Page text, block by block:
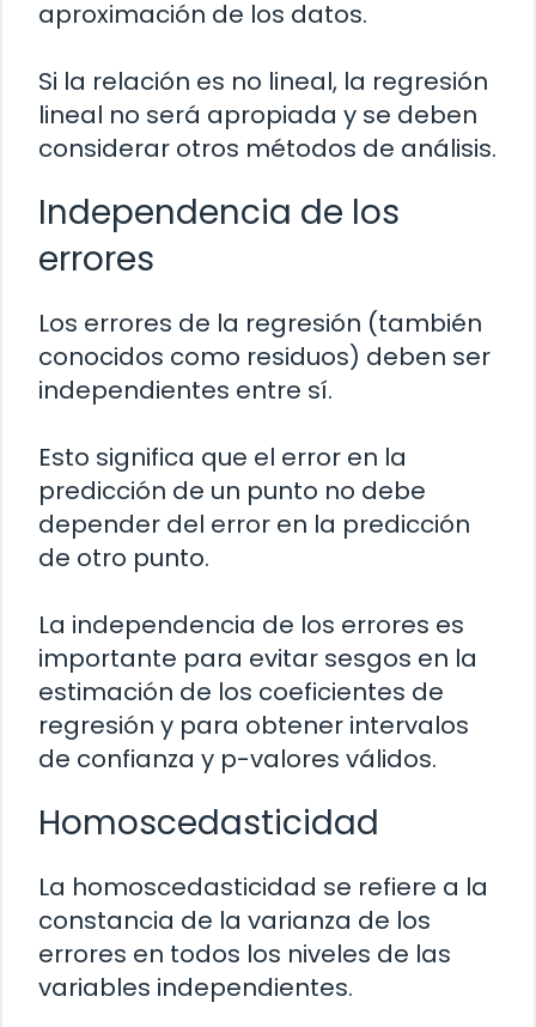
aproximación de los datos.
Si la relación es no lineal, la regresión
lineal no será apropiada y se deben
considerar otros métodos de análisis.
Independencia de los
errores
Los errores de la regresión (también
conocidos como residuos) deben ser
independientes entre sí.
Esto significa que el error en la
predicción de un punto no debe
depender del error en la predicción
de otro punto.
La independencia de los errores es
importante para evitar sesgos en la
estimación de los coeficientes de
regresión y para obtener intervalos
de confianza y p-valores válidos.
Homoscedasticidad
La homoscedasticidad se refiere a la
constancia de la varianza de los
errores en todos los niveles de las
variables independientes.